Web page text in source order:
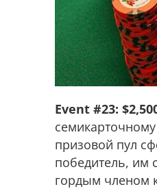
Event #23:
призовой пул
победитель, им
гордым членом